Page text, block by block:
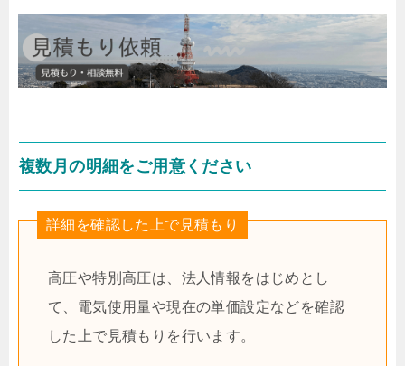
複数月の明細をご用意ください
詳細を確認した上で見積もり
高圧や特別高圧は、法人情報をはじめとし
て、電気使用量や現在の単価設定などを確認
した上で見積もりを行います。